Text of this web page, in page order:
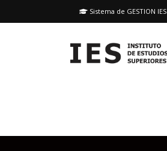
Sistema de GESTION IES